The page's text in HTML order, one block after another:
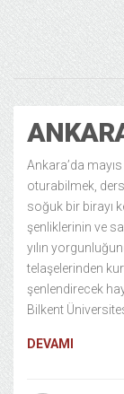
Ankara’da
oturabilmek,
soğuk bir birayı
şenliklerinin ve
yılın
telaşelerinden
şenlendirecek
Bilkent
DEVAMI